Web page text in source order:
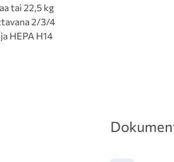
tai 22,5 kg
2/3/4
HEPA H14